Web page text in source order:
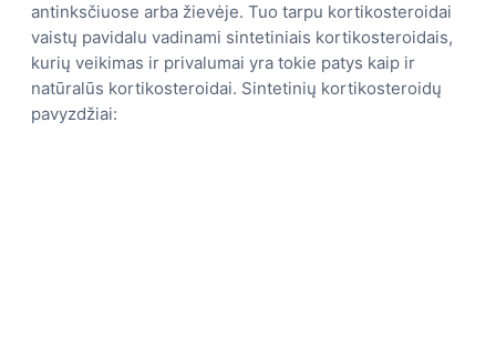
antinksčiuose arba žievėje. Tuo tarpu kortikosteroidai
vaistų pavidalu vadinami sintetiniais kortikosteroidais,
kurių veikimas ir privalumai yra tokie patys kaip ir
natūralūs kortikosteroidai. Sintetinių kortikosteroidų
pavyzdžiai: